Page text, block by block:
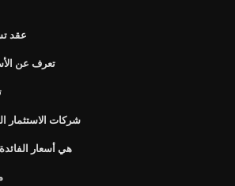
عقد
تعرف عن
شركات الاستثمار
هي أسعار